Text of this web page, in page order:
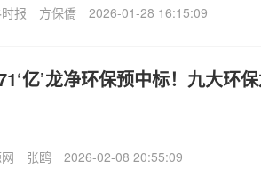
报 方保僑 2026-01-28 16:15:09
亿’龙净环保预中标！九大环
张鸥 2026-02-08 20:55:09